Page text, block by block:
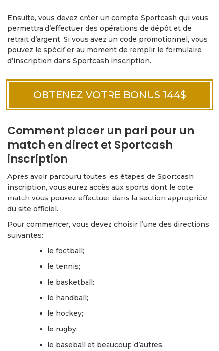
Ensuite, vous devez créer un compte Sportcash qui vous
permettra d’effectuer des opérations de dépôt et de
retrait d’argent. Si vous avez un code promotionnel, vous
pouvez le spécifier au moment de remplir le formulaire
d’inscription dans Sportcash inscription.
OBTENEZ VOTRE BONUS 144$
Comment placer un pari pour un
match en direct et Sportcash
inscription
Après avoir parcouru toutes les étapes de Sportcash
inscription, vous aurez accès aux sports dont le cote
match vous pouvez effectuer dans la section appropriée
du site officiel.
Pour commencer, vous devez choisir l’une des directions
suivantes:
le football;
le tennis;
le basketball;
le handball;
le hockey;
le rugby;
le baseball et beaucoup d’autres.